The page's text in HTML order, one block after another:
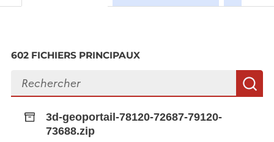
602 FICHIERS PRINCIPAUX
Rechercher des fichiers
3d-geoportail-78120-72687-79120-
73688.zip